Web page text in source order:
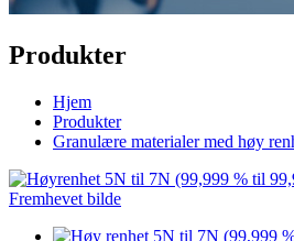
Produkter
Hjem
Produkter
Granulære materialer med høy